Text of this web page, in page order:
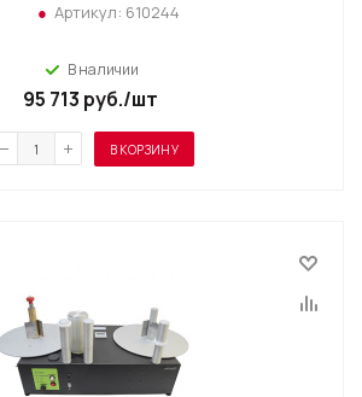
Артикул: 610244
В наличии
95 713 руб./шт
В КОРЗИНУ